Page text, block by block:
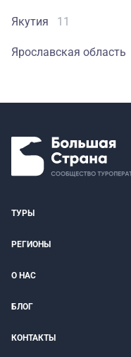
Якутия 11
Ярославская область
ТУРЫ
РЕГИОНЫ
О НАС
БЛОГ
КОНТАКТЫ